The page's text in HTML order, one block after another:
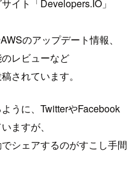
イト「Developers.IO」
のアップデート情報、
レビューなど
されています。
うに、TwitterやFacebook
ますが、
シェアするのがすこし手間